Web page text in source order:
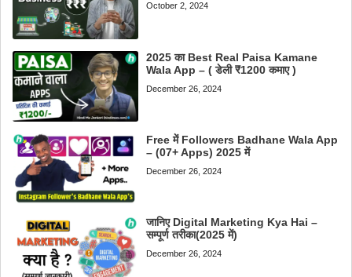
October 2, 2024
2025 का Best Real Paisa Kamane
Wala App – ( डेली ₹1200 कमाए )
December 26, 2024
Free में Followers Badhane Wala App
– (07+ Apps) 2025 में
December 26, 2024
जानिए Digital Marketing Kya Hai –
सम्पूर्ण तरीका(2025 में)
December 26, 2024